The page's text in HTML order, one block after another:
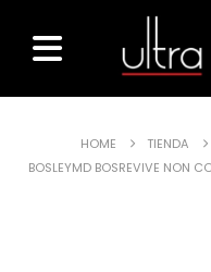
HOME TIENDA
BOSLEYMD BOSREVIVE NON